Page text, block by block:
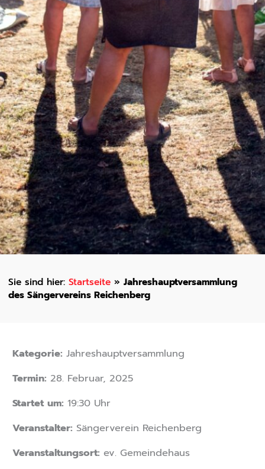
Startseite» Jahreshauptversammlung
des Sängervereins Reichenberg
Kategorie: Jahreshauptversammlung
Termin: 28. Februar, 2025
Startet um: 19:30 Uhr
Veranstalter: Sängerverein Reichenberg
Veranstaltungsort: ev. Gemeindehaus